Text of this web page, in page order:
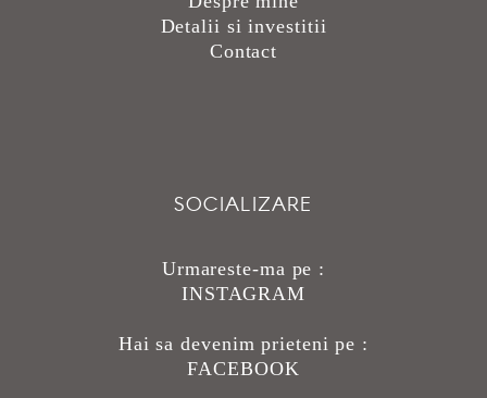
Detalii si investitii
Contact
SOCIALIZARE
Urmareste-ma pe :
INSTAGRAM
Hai sa devenim prieteni pe :
FACEBOOK